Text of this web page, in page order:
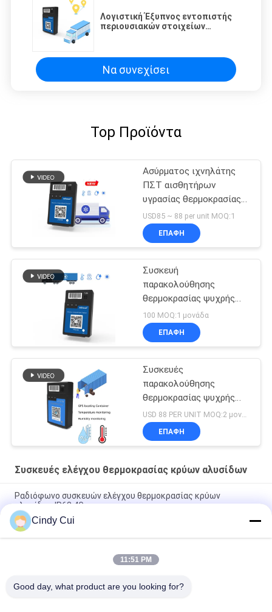
Λογιστική Έξυπνος εντοπιστής
περιουσιακών στοιχείων
εντοπισμού GPS
Να συνεχίσει
Top Προϊόντα
Ασύρματος ιχνηλάτης
ΠΣΤ αισθητήρων
υγρασίας θερμοκρασίας
φορτίου κρύων
αλυσίδων Jointech 4G
USD85 ~ 88 per unit MOQ:1
ΕΠΑΦΉ
Συσκευή
παρακολούθησης
θερμοκρασίας ψυχρής
αλυσίδας GPS
100 MOQ:1 μονάδα
ΕΠΑΦΉ
Συσκευές
παρακολούθησης
θερμοκρασίας ψυχρής
αλυσίδας Reefer
ΕΠΑΦΉ
Συσκευές ελέγχου θερμοκρασίας κρύων αλυσίδων
Ραδιόφωνο συσκευών ελέγχου θερμοκρασίας κρύων
αλυσίδων IP68 4G
Ηλεκτρονική Bluetooth πιστοποίηση CE κλειδαριών
ιχνηλατών ΠΣΤ κλοπής ανθεκτική
Στεγανή κλειδαριά ΠΣΤ κρύων αλυσίδων, όργανο ελέγχου
Cindy Cui
11:51 PM
Good day, what product are you looking for?